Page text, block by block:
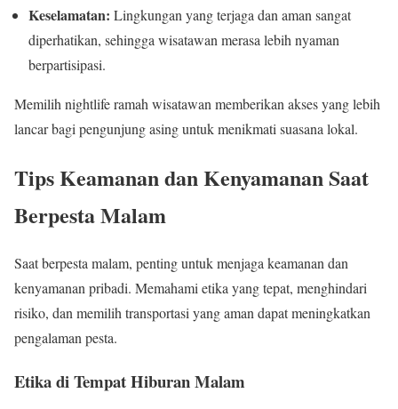
Keselamatan: Lingkungan yang terjaga dan aman sangat
diperhatikan, sehingga wisatawan merasa lebih nyaman
berpartisipasi.
Memilih nightlife ramah wisatawan memberikan akses yang lebih
lancar bagi pengunjung asing untuk menikmati suasana lokal.
Tips Keamanan dan Kenyamanan Saat
Berpesta Malam
Saat berpesta malam, penting untuk menjaga keamanan dan
kenyamanan pribadi. Memahami etika yang tepat, menghindari
risiko, dan memilih transportasi yang aman dapat meningkatkan
pengalaman pesta.
Etika di Tempat Hiburan Malam